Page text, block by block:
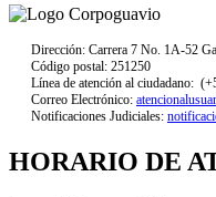
Dirección: Carrera 7 No. 1A-52
Código postal: 251250
Línea de atención al ciudadano:
Correo Electrónico:
Notificaciones Judiciales:
HORARIO DE